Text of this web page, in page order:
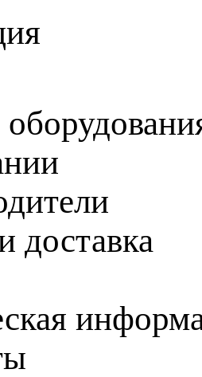
доставка